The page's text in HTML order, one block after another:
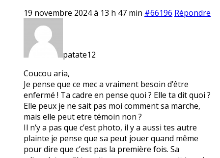
19 novembre 2024 à 13 h 47 min #66196 Répondre
patate12
Coucou aria,
Je pense que ce mec a vraiment besoin d’être
enfermé ! Ta cadre en pense quoi ? Elle ta dit quoi ?
Elle peux je ne sait pas moi comment sa marche,
mais elle peut etre témoin non ?
Il n’y a pas que c’est photo, il y a aussi tes autre
plainte je pense que sa peut jouer quand même
pour dire que c’est pas la première fois. Sa